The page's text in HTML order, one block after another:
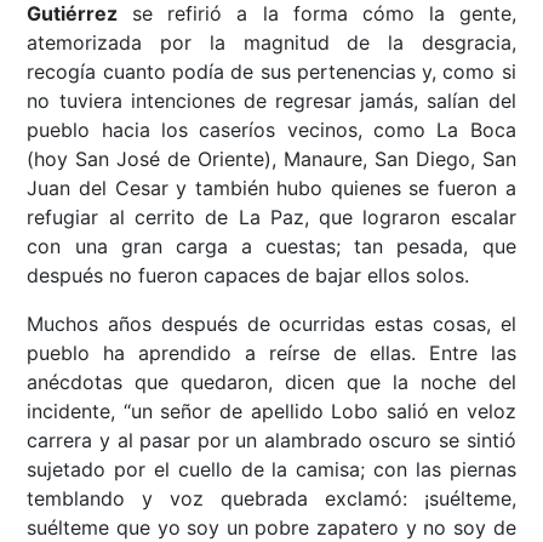
Gutiérrez se refirió a la forma cómo la gente,
atemorizada por la magnitud de la desgracia,
recogía cuanto podía de sus pertenencias y, como si
no tuviera intenciones de regresar jamás, salían del
pueblo hacia los caseríos vecinos, como La Boca
(hoy San José de Oriente), Manaure, San Diego, San
Juan del Cesar y también hubo quienes se fueron a
refugiar al cerrito de La Paz, que lograron escalar
con una gran carga a cuestas; tan pesada, que
después no fueron capaces de bajar ellos solos.
Muchos años después de ocurridas estas cosas, el
pueblo ha aprendido a reírse de ellas. Entre las
anécdotas que quedaron, dicen que la noche del
incidente, “un señor de apellido Lobo salió en veloz
carrera y al pasar por un alambrado oscuro se sintió
sujetado por el cuello de la camisa; con las piernas
temblando y voz quebrada exclamó: ¡suélteme,
suélteme que yo soy un pobre zapatero y no soy de